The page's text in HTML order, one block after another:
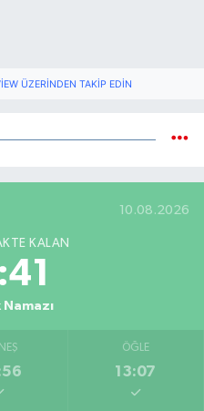
ÜZERINDEN TAKIP EDIN
10.08.2026
KALAN
Namazı
ÖĞLE
13:07